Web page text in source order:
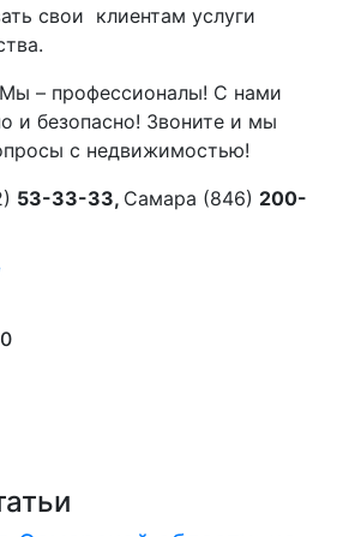
свои клиентам услуги
– профессионалы! С нами
и безопасно! Звоните и мы
с недвижимостью!
53-33-33, Самара (846) 200-